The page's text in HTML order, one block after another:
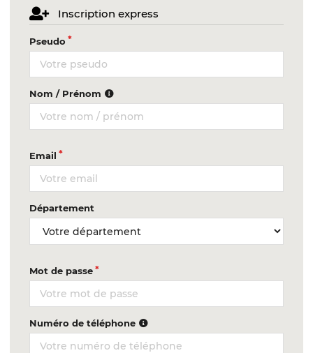
Inscription express
Pseudo
Nom / Prénom
Email
Département
Mot de passe
Numéro de téléphone